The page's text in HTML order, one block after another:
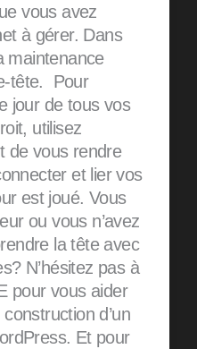
vous avez
à gérer. Dans
maintenance
tête. Pour
jour de tous vos
utilisez
de vous rendre
et lier vos
est joué. Vous
ou vous n’avez
la tête avec
N’hésitez pas à
pour vous aider
d’un
Et pour